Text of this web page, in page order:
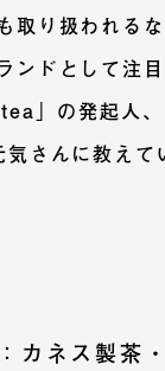
取り扱われる
ンドとして注
」の発起人、
さんに教えて
カネス製茶